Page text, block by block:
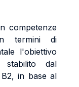
competenze
termini di
l'obiettivo
stabilito dal
in base al